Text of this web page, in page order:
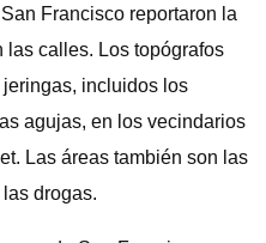
Francisco reportaron la
las calles. Los topógrafos
incluidos los
agujas, en los vecindarios
Las áreas también son las
drogas.